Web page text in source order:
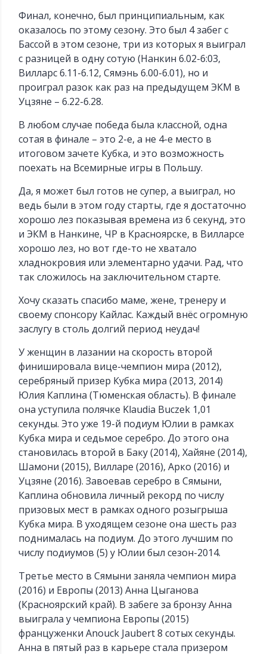
Финал, конечно, был принципиальным, как
оказалось по этому сезону. Это был 4 забег с
Бассой в этом сезоне, три из которых я выиграл
с разницей в одну сотую (Нанкин 6.02-6:03,
Вилларс 6.11-6.12, Сямэнь 6.00-6.01), но и
проиграл разок как раз на предыдущем ЭКМ в
Уцзяне – 6.22-6.28.
В любом случае победа была классной, одна
сотая в финале – это 2-е, а не 4-е место в
итоговом зачете Кубка, и это возможность
поехать на Всемирные игры в Польшу.
Да, я может был готов не супер, а выиграл, но
ведь были в этом году старты, где я достаточно
хорошо лез показывая времена из 6 секунд, это
и ЭКМ в Нанкине, ЧР в Красноярске, в Вилларсе
хорошо лез, но вот где-то не хватало
хладнокровия или элементарно удачи. Рад, что
так сложилось на заключительном старте.
Хочу сказать спасибо маме, жене, тренеру и
своему спонсору Кайлас. Каждый внёс огромную
заслугу в столь долгий период неудач!
У женщин в лазании на скорость второй
финишировала вице-чемпион мира (2012),
серебряный призер Кубка мира (2013, 2014)
Юлия Каплина (Тюменская область). В финале
она уступила полячке Klaudia Buczek 1,01
секунды. Это уже 19-й подиум Юлии в рамках
Кубка мира и седьмое серебро. До этого она
становилась второй в Баку (2014), Хайяне (2014),
Шамони (2015), Вилларе (2016), Арко (2016) и
Уцзяне (2016). Завоевав серебро в Сямыни,
Каплина обновила личный рекорд по числу
призовых мест в рамках одного розыгрыша
Кубка мира. В уходящем сезоне она шесть раз
поднималась на подиум. До этого лучшим по
числу подиумов (5) у Юлии был сезон-2014.
Третье место в Сямыни заняла чемпион мира
(2016) и Европы (2013) Анна Цыганова
(Красноярский край). В забеге за бронзу Анна
выиграла у чемпиона Европы (2015)
француженки Anouck Jaubert 8 сотых секунды.
Анна в пятый раз в карьере стала призером